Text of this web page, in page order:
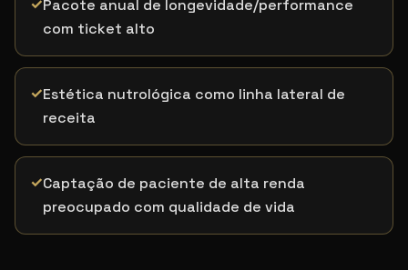
✓Pacote anual de longevidade/performance
com ticket alto
✓Estética nutrológica como linha lateral de
receita
✓Captação de paciente de alta renda
preocupado com qualidade de vida